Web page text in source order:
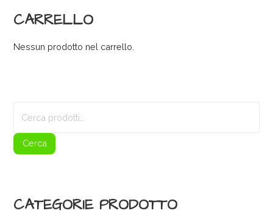
CARRELLO
Nessun prodotto nel carrello.
Cerca
CATEGORIE PRODOTTO